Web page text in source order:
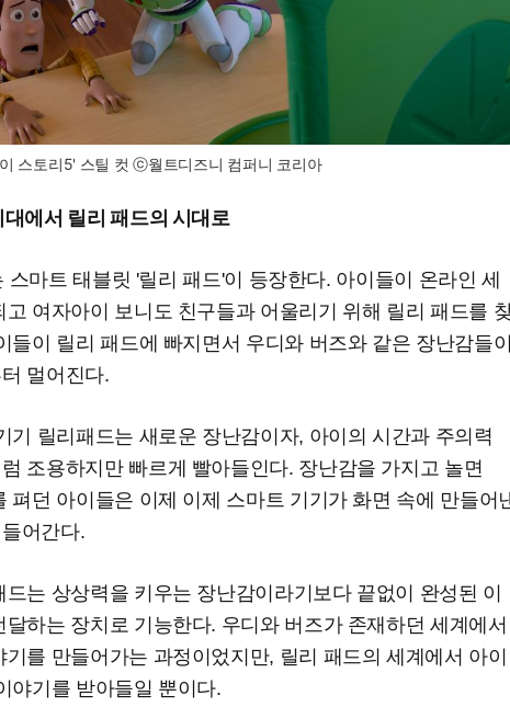
스토리5' 스틸 컷 ⓒ월트디즈니 컴퍼니 코리아
에서 릴리 패드의 시대로
스마트 태블릿 '릴리 패드'이 등장한다. 아이들이 온라인 세
고 여자아이 보니도 친구들과 어울리기 위해 릴리 패드를
들이 릴리 패드에 빠지면서 우디와 버즈와 같은 장난감들이
멀어진다.
기 릴리패드는 새로운 장난감이자, 아이의 시간과 주의력
조용하지만 빠르게 빨아들인다. 장난감을 가지고 놀면
펴던 아이들은 이제 이제 스마트 기기가 화면 속에 만들어
어간다.
드는 상상력을 키우는 장난감이라기보다 끝없이 완성된 이
달하는 장치로 기능한다. 우디와 버즈가 존재하던 세계에서
기를 만들어가는 과정이었지만, 릴리 패드의 세계에서 아이
야기를 받아들일 뿐이다.